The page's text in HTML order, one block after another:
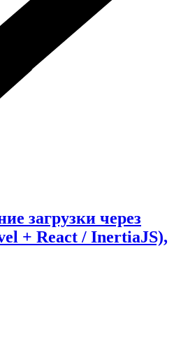
загрузки через
+ React / InertiaJS),